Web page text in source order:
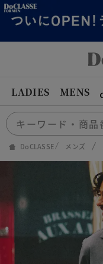
LADIES MENS
DoCLASSE メンズ